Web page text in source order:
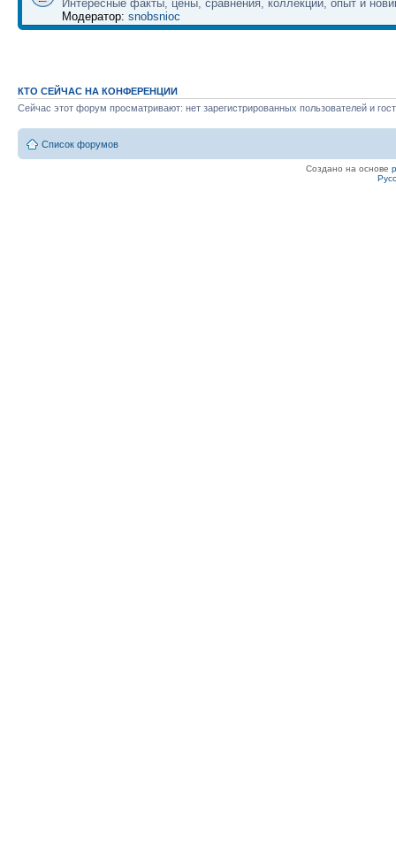
Интересные факты, цены, сравнения, коллекции, опыт и
Модератор: snobsnioc
КТО СЕЙЧАС НА КОНФЕРЕНЦИИ
Сейчас этот форум просматривают: нет зарегистрированных пользователей и
Список форумов
Создано на основе